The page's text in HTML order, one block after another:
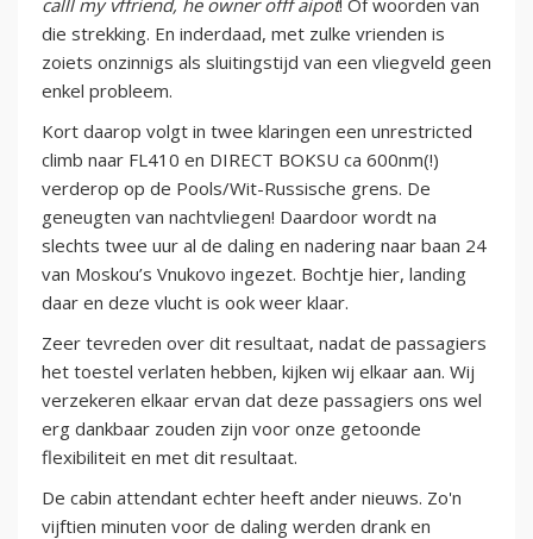
die strekking. En inderdaad, met zulke vrienden is
zoiets onzinnigs als sluitingstijd van een vliegveld geen
enkel probleem.
Kort daarop volgt in twee klaringen een unrestricted
climb naar FL410 en DIRECT BOKSU ca 600nm(!)
verderop op de Pools/Wit-Russische grens. De
geneugten van nachtvliegen! Daardoor wordt na
slechts twee uur al de daling en nadering naar baan 24
van Moskou’s Vnukovo ingezet. Bochtje hier, landing
daar en deze vlucht is ook weer klaar.
Zeer tevreden over dit resultaat, nadat de passagiers
het toestel verlaten hebben, kijken wij elkaar aan. Wij
verzekeren elkaar ervan dat deze passagiers ons wel
erg dankbaar zouden zijn voor onze getoonde
flexibiliteit en met dit resultaat.
De cabin attendant echter heeft ander nieuws. Zo'n
vijftien minuten voor de daling werden drank en